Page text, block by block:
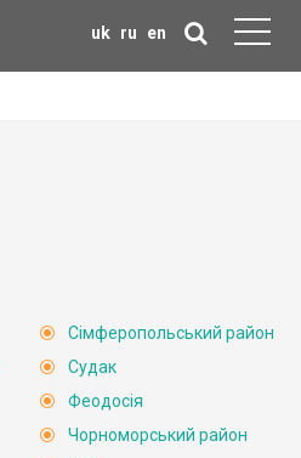
uk ru en
Сімферопольський район
Судак
Феодосія
Чорноморський район